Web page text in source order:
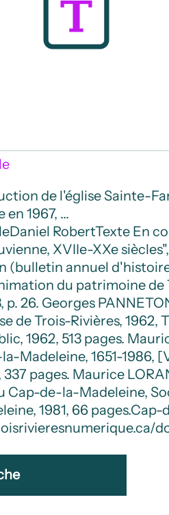
de l'église Sainte-
en 1967, …
Daniel RobertTexte En
XVIIe-XXe
(bulletin annuel
du patrimoine de
p. 26. Georges
de Trois-Rivières, 1962,
1962, 513 pages.
Madeleine, 1651-1986,
pages. Maurice
Cap-de-la-Madeleine,
1981, 66 pages.Cap-